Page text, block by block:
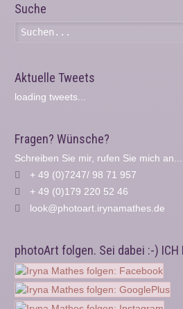
Suche
Aktuelle Tweets
loading tweets...
Fragen? Wünsche?
Schreiben Sie mir, rufen Sie mich an...
+ 49 (0)7247/ 98 71 957
+ 49 (0)179 220 52 46
look@photoart.irynamathes.de
photoArt folgen. Sei dabei :-) ICH